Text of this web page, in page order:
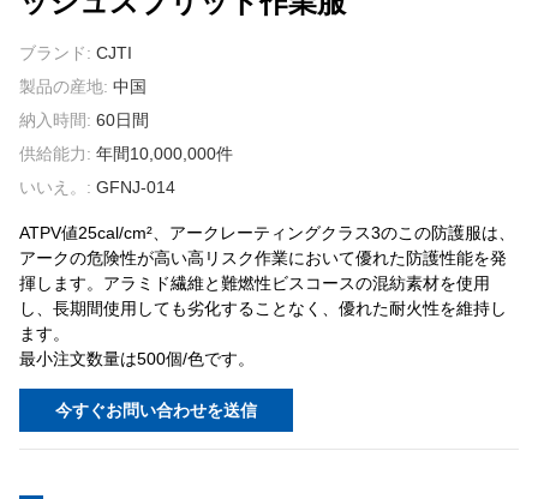
ブランド: CJTI
製品の産地: 中国
納入時間: 60日間
供給能力: 年間10,000,000件
いいえ。: GFNJ-014
ATPV値25cal/cm²、アークレーティングクラス3のこの防護服は、
アークの危険性が高い高リスク作業において優れた防護性能を発
揮します。アラミド繊維と難燃性ビスコースの混紡素材を使用
し、長期間使用しても劣化することなく、優れた耐火性を維持し
ます。
最小注文数量は500個/色です。
今すぐお問い合わせを送信